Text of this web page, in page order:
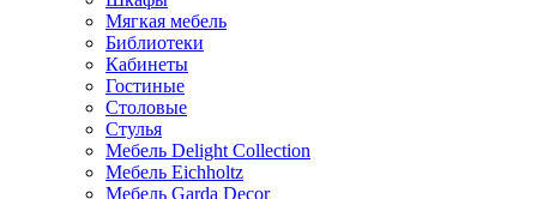
Мягкая мебель
Библиотеки
Кабинеты
Гостиные
Столовые
Стулья
Мебель Delight Collection
Мебель Eichholtz
Мебель Garda Decor